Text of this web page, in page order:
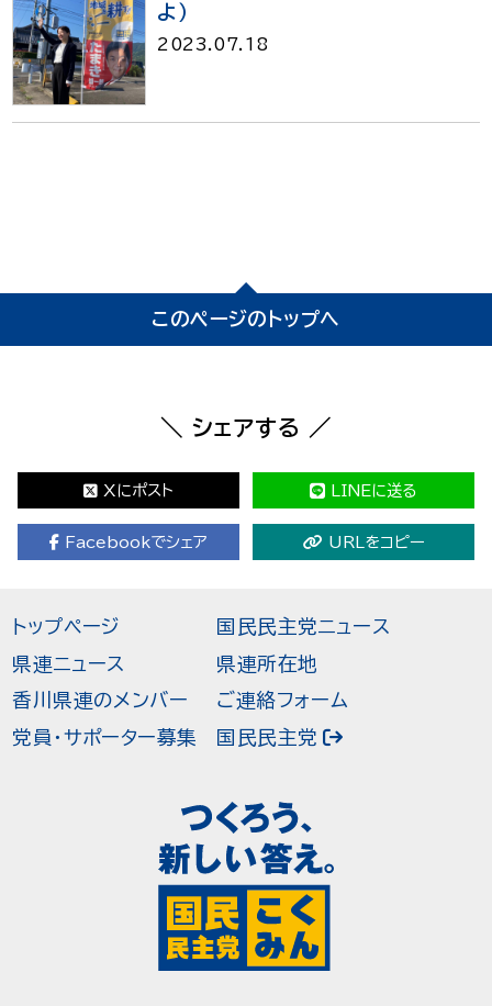
よ）
2023.07.18
このページのトップへ
＼ シェアする ／
Xにポスト LINEに送る
Facebookでシェア URLをコピー
トップページ
県連ニュース
香川県連のメンバー
党員・サポーター募集
国民民主党ニュース
県連所在地
ご連絡フォーム
国民民主党